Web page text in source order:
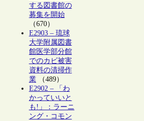
する図書館の
募集を開始
（670）
E2903 – 琉球
大学附属図書
館医学部分館
でのカビ被害
資料の清掃作
業（489）
E2902 – 「わ
かっていいと
も!」：ラーニ
ング・コモン